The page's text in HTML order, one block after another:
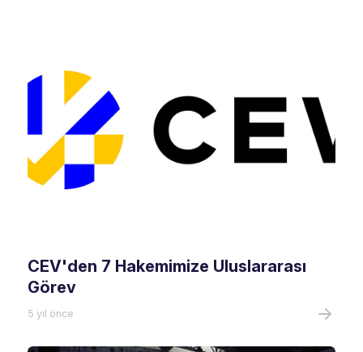
CEV'den 7 Hakemimize Uluslararası
Görev
5 yıl önce